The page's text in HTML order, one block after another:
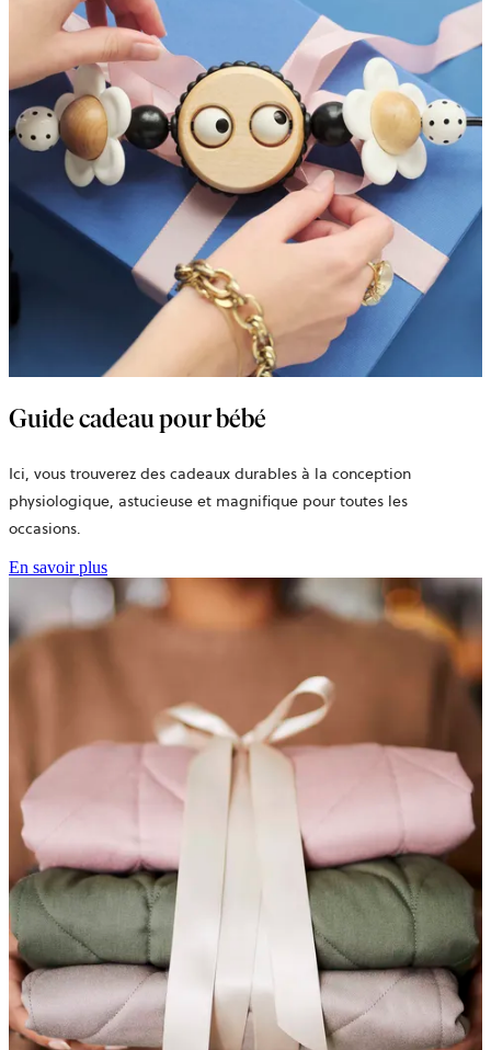
Guide cadeau pour bébé
Ici, vous trouverez des cadeaux durables à la conception
physiologique, astucieuse et magnifique pour toutes les
occasions.
En savoir plus